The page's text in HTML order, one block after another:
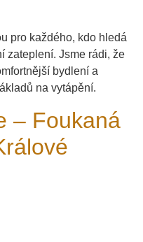
pro každého, kdo hledá
zateplení. Jsme rádi, že
bydlení a
na vytápění.
– Foukaná